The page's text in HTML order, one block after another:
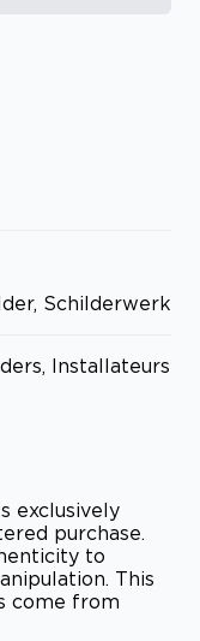
Schilderwerk
Installateurs
exclusively
purchase.
to
This
come from